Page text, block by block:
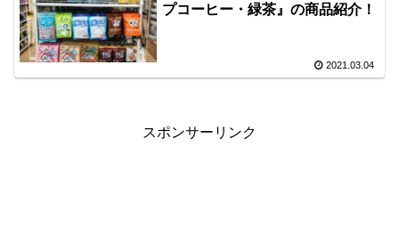
プコーヒー・緑茶』の商品紹介！
2021.03.04
スポンサーリンク